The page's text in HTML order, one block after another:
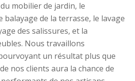
mobilier de jardin, le
balayage de la terrasse, le lavage
des salissures, et la
Nous travaillons
un résultat plus que
nos clients aura la chance de